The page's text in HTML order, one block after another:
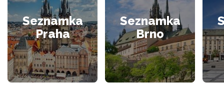
Seznamka
Praha
Seznamka
Brno